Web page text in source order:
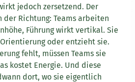
jedoch zersetzend. Der
Richtung: Teams arbeiten
Führung wirkt vertikal. Sie
oder entzieht sie.
fehlt, müssen Teams sie
kostet Energie. Und diese
dort, wo sie eigentlich